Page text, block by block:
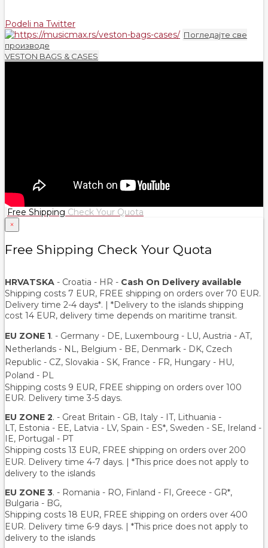
Podeli na Twitter
Погледајте све
производе
VESTON BAGS & CASES
Free Shipping Check Your Quota
×
Free Shipping Check Your Quota
HRVATSKA - Croatia - HR - Cash On Delivery available
Shipping costs 7 EUR, FREE shipping on orders over 70 EUR.
Delivery time 2-4 days*. | *Delivery to the islands shipping
cost 14 EUR, delivery time depends on maritime transit.
EU ZONE 1. - Germany - DE, Luxembourg - LU, Austria - AT,
Netherlands - NL, Belgium - BE, Denmark - DK, Czech
Republic - CZ, Slovakia - SK, France - FR, Hungary - HU,
Poland - PL
Shipping costs 9 EUR, FREE shipping on orders over 100
EUR. Delivery time 3-5 days.
EU ZONE 2. - Great Britain - GB, Italy - IT, Lithuania -
LT, Estonia - EE, Latvia - LV, Spain - ES*, Sweden - SE, Ireland -
IE, Portugal - PT
Shipping costs 13 EUR, FREE shipping on orders over 200
EUR. Delivery time 4-7 days. | *This price does not apply to
delivery to the islands
EU ZONE 3. - Romania - RO, Finland - FI, Greece - GR*,
Bulgaria - BG,
Shipping costs 18 EUR, FREE shipping on orders over 400
EUR. Delivery time 6-9 days. | *This price does not apply to
delivery to the islands